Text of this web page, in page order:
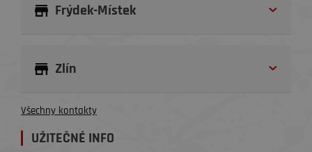
Frýdek-Místek
Zlín
Všechny kontakty
UŽITEČNÉ INFO